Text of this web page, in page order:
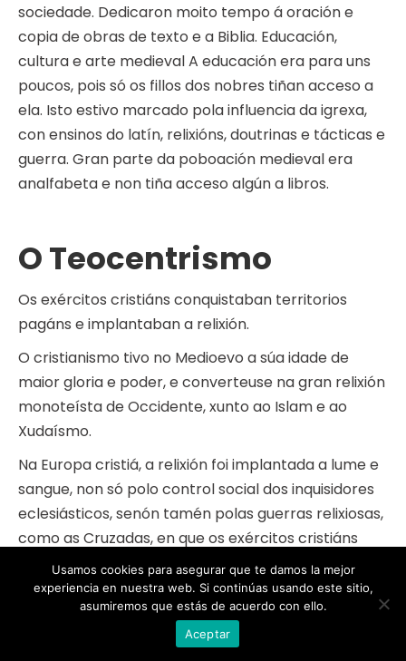
sociedade. Dedicaron moito tempo á oración e
copia de obras de texto e a Biblia. Educación,
cultura e arte medieval A educación era para uns
poucos, pois só os fillos dos nobres tiñan acceso a
ela. Isto estivo marcado pola influencia da igrexa,
con ensinos do latín, relixións, doutrinas e tácticas e
guerra. Gran parte da poboación medieval era
analfabeta e non tiña acceso algún a libros.
O Teocentrismo
Os exércitos cristiáns conquistaban territorios
pagáns e implantaban a relixión.
O cristianismo tivo no Medioevo a súa idade de
maior gloria e poder, e converteuse na gran relixión
monoteísta de Occidente, xunto ao Islam e ao
Xudaísmo.
Na Europa cristiá, a relixión foi implantada a lume e
sangue, non só polo control social dos inquisidores
eclesiásticos, senón tamén polas guerras relixiosas,
como as Cruzadas, en que os exércitos cristiáns
eran comandados cara á conquista dos territorios
pagáns polas súas autoridades nobres e relixiosas.
Usamos cookies para asegurar que te damos la mejor
experiencia en nuestra web. Si continúas usando este sitio,
asumiremos que estás de acuerdo con ello.
Aceptar